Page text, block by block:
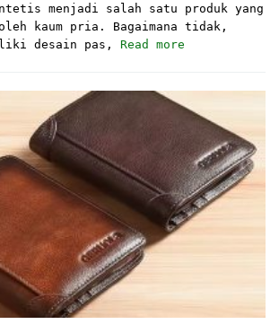
menjadi salah satu produk yang
kaum pria. Bagaimana tidak,
desain pas, Read more